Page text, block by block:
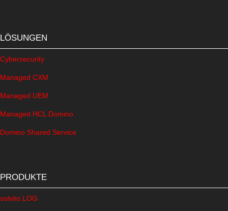
LÖSUNGEN
Cybersecurity
Managed CXM
Managed UEM
Managed HCL Domino
Domino Shared Service
PRODUKTE
solvito.LOG